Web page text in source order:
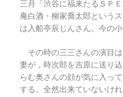
三月「渋谷に福来たるＳＰ
庵白酒・柳家喬太郎という
は入船亭辰じんさん。今の小
その時の三三さんの演目
妻が，時次郎を吉原に送り
らむ奥さんの顔が気に入っ
する。全然出来ていないけれ